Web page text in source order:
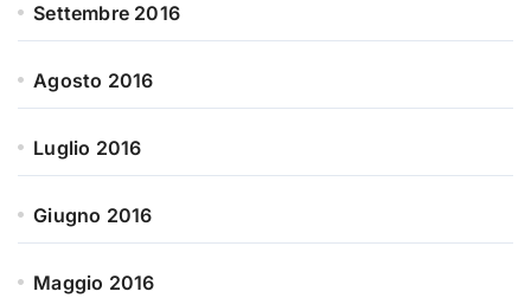
Settembre 2016
Agosto 2016
Luglio 2016
Giugno 2016
Maggio 2016